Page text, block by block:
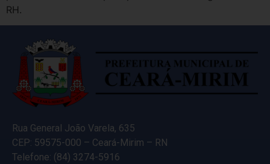
RH.
Rua General João Varela, 635
CEP: 59575-000 – Ceará-Mirim – RN
Telefone: (84) 3274-5916